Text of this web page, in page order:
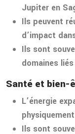
Jupiter en
Ils peuvent
d’impact
Ils sont
domaines
Santé et bien-
L’énergie
Ils sont